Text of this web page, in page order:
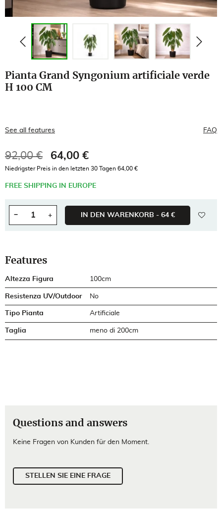
Pianta Grand Syngonium artificiale verde
H 100 CM
See all features FAQ
92,00 € 64,00 €
Bruttopreis
Niedrigster Preis in den letzten 30 Tagen 64,00 €
FREE SHIPPING IN EUROPE
− + IN DEN WARENKORB - 64 €
Features
Altezza Figura 100cm
Resistenza UV/Outdoor No
Tipo Pianta Artificiale
Taglia meno di 200cm
Questions and answers
Keine Fragen von Kunden für den Moment.
STELLEN SIE EINE FRAGE